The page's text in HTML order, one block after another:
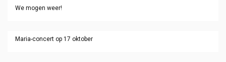
We mogen weer!
Maria-concert op 17 oktober